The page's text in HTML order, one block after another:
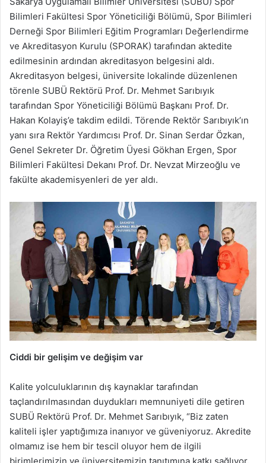
Bilimleri Fakültesi Spor Yöneticiliği Bölümü, Spor Bilimleri
Derneği Spor Bilimleri Eğitim Programları Değerlendirme
ve Akreditasyon Kurulu (SPORAK) tarafından aktedite
edilmesinin ardından akreditasyon belgesini aldı.
Akreditasyon belgesi, üniversite lokalinde düzenlenen
törenle SUBÜ Rektörü Prof. Dr. Mehmet Sarıbıyık
tarafından Spor Yöneticiliği Bölümü Başkanı Prof. Dr.
Hakan Kolayiş’e takdim edildi. Törende Rektör Sarıbıyık’ın
yanı sıra Rektör Yardımcısı Prof. Dr. Sinan Serdar Özkan,
Genel Sekreter Dr. Öğretim Üyesi Gökhan Ergen, Spor
Bilimleri Fakültesi Dekanı Prof. Dr. Nevzat Mirzeoğlu ve
fakülte akademisyenleri de yer aldı.
Ciddi bir gelişim ve değişim var
Kalite yolculuklarının dış kaynaklar tarafından
taçlandırılmasından duydukları memnuniyeti dile getiren
SUBÜ Rektörü Prof. Dr. Mehmet Sarıbıyık, “Biz zaten
kaliteli işler yaptığımıza inanıyor ve güveniyoruz. Akredite
olmamız ise hem bir tescil oluyor hem de ilgili